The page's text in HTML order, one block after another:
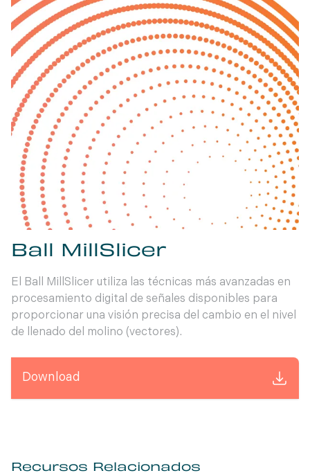
Ball MillSlicer
El Ball MillSlicer utiliza las técnicas más avanzadas en
procesamiento digital de señales disponibles para
proporcionar una visión precisa del cambio en el nivel
de llenado del molino (vectores).
Download
Recursos Relacionados